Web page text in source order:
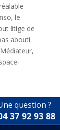
le
litige de
abouti.
question ?
37 92 93 88